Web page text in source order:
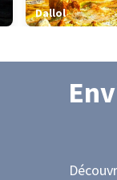
Dallol